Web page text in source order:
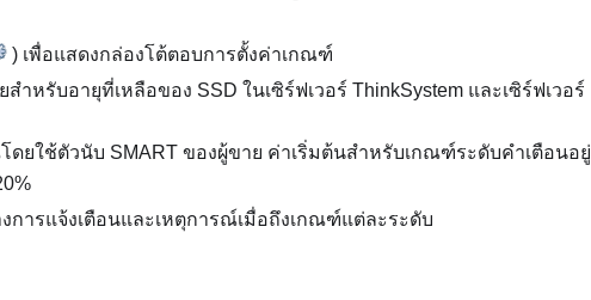
) เพื่อแสดงกล่องโต้ตอบการตั้งค่าเกณฑ์
หรับอายุที่เหลือของ SSD ในเซิร์ฟเวอร์ ThinkSystem และเซิร์ฟเวอร์
ดยใช้ตัวนับ SMART ของผู้ขาย ค่าเริ่มต้นสำหรับเกณฑ์ระดับคำเตือนอยู่
การแจ้งเตือนและเหตุการณ์เมื่อถึงเกณฑ์แต่ละระดับ